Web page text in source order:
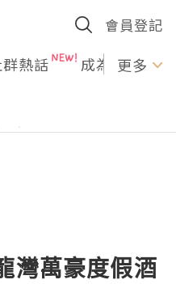
會員登記
熱話 成為U更多
灣萬豪度假酒